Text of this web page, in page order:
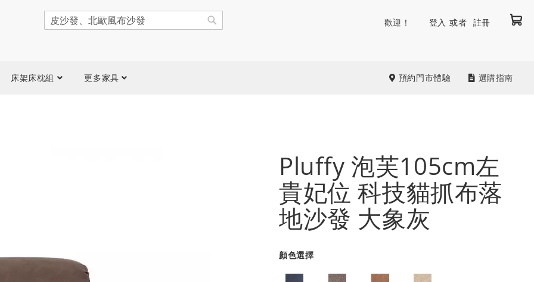
我
搜
尋
歡迎！ 登入 註冊
床架床枕組 更多家具 預約門市體驗 選購指南
Pluffy 泡芙105cm左
貴妃位 科技貓抓布落
地沙發 大象灰
顏色選擇